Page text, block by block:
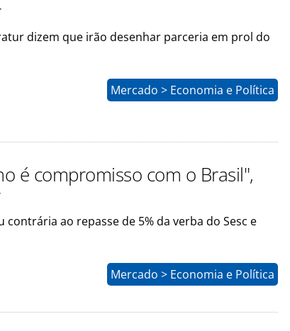
dizem que irão desenhar parceria em prol do
Mercado > Economia e Política
é compromisso com o Brasil",
contrária ao repasse de 5% da verba do Sesc e
Mercado > Economia e Política